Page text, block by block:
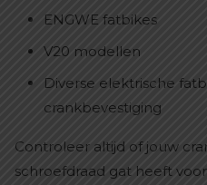
ENGWE fatbikes
V20 modellen
Diverse elektrische
crankbevestiging
Controleer altijd of jouw
schroefdraad gat heeft